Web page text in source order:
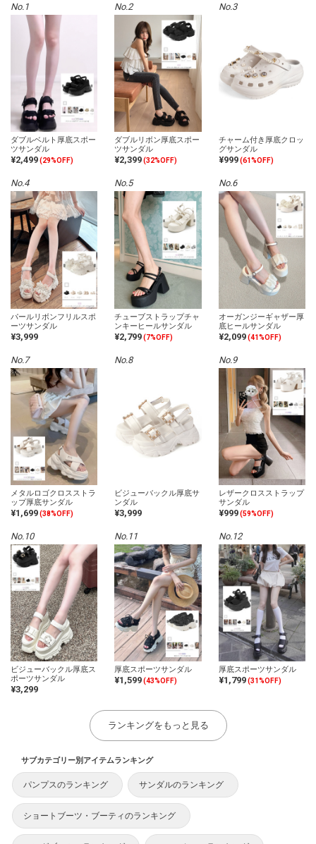
No.1
ダブルベルト厚底スポー
ツサンダル
¥2,499(29%OFF)
No.2
ダブルリボン厚底スポー
ツサンダル
¥2,399 (32%OFF)
No.3
チャーム付き厚底クロッ
グサンダル
¥999 (61%OFF)
No.4
パールリボンフリルスポ
ーツサンダル
¥3,999
No.5
チューブストラップチャ
ンキーヒールサンダル
¥2,799 (7%OFF)
No.6
オーガンジーギャザー厚
底ヒールサンダル
¥2,099 (41%OFF)
No.7
メタルロゴクロスストラ
ップ厚底サンダル
¥1,699(38%OFF)
No.8
ビジューバックル厚底サ
ンダル
¥3,999
No.9
レザークロスストラップ
サンダル
¥999 (59%OFF)
No.10
ビジューバックル厚底ス
ポーツサンダル
¥3,299
No.11
厚底スポーツサンダル
¥1,599 (43%OFF)
No.12
厚底スポーツサンダル
¥1,799 (31%OFF)
ランキングをもっと見る
サブカテゴリー別アイテムランキング
パンプスのランキング サンダルのランキング
ショートブーツ・ブーティのランキング